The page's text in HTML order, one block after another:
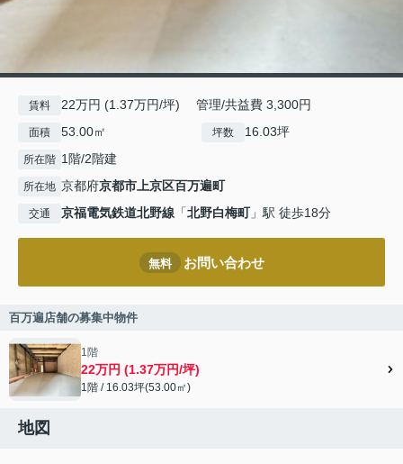
賃料 22万円 (1.37万円/坪) 管理/共益費 3,300円
面積 53.00㎡ 坪数 16.03坪
所在階 1階/2階建
所在地 京都府京都市上京区百万遍町
交通 京福電気鉄道北野線 「北野白梅町」駅 徒歩18分
無料 お問い合わせ
百万遍店舗の募集中物件
1階
22万円 (1.37万円/坪)
1階 / 16.03坪(53.00㎡)
地図